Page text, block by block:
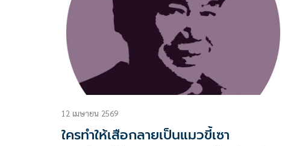
ทำให้คำตัดสินของศาลไร้ความหมาย ประชาชนผู้รักความ
ยุติธรรม
12 เมษายน 2569
ใครทำให้เสือกลายเป็นแมวขี้เซา